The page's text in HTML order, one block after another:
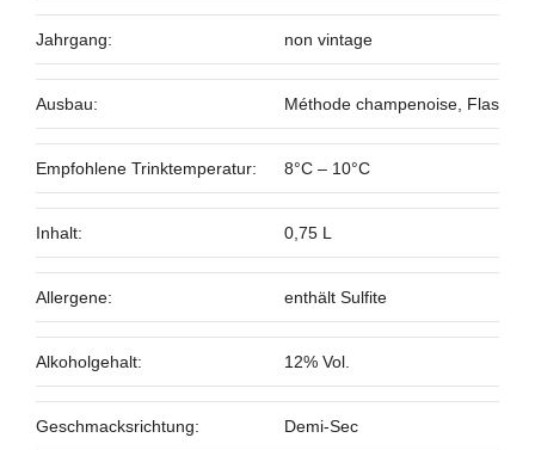
Jahrgang: non vintage
Ausbau: Méthode champenoise,
Empfohlene Trinktemperatur: 8°C – 10°C
Inhalt: 0,75 L
Allergene: enthält Sulfite
Alkoholgehalt: 12% Vol.
Geschmacksrichtung: Demi-Sec